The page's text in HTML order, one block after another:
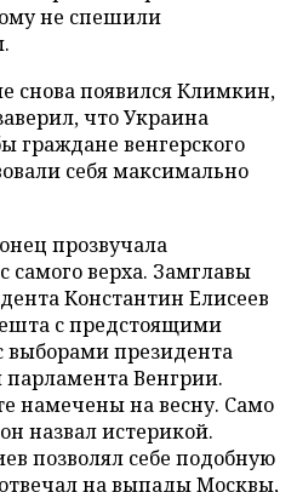
не спешили
снова появился Климкин,
что Украина
граждане венгерского
себя максимально
прозвучала
самого верха. Замглавы
Константин Елисеев
с предстоящими
выборами президента
Венгрии.
намечены на весну. Само
назвал истерикой.
позволял себе подобную
на выпады Москвы,